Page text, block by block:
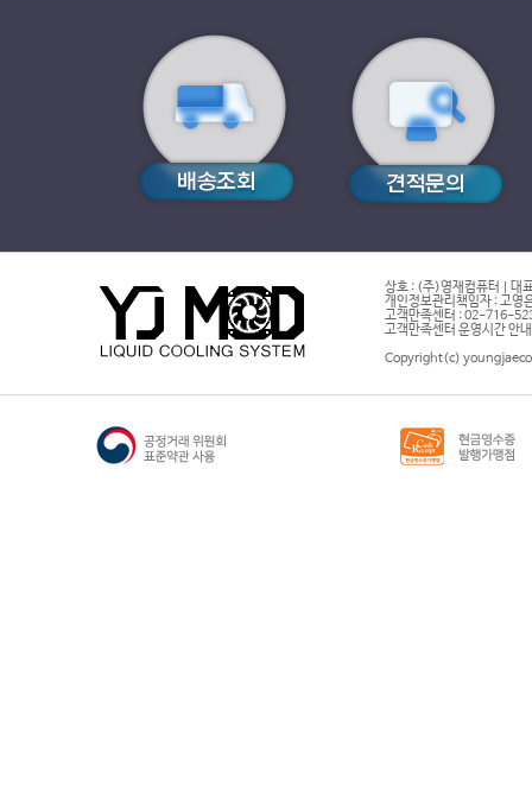
상호 : (주)영재컴퓨터 | 대
개인정보관리책임자 : 고영
고객만족센터 : 02-716-
고객만족센터 운영시간 안
Copyright(c)